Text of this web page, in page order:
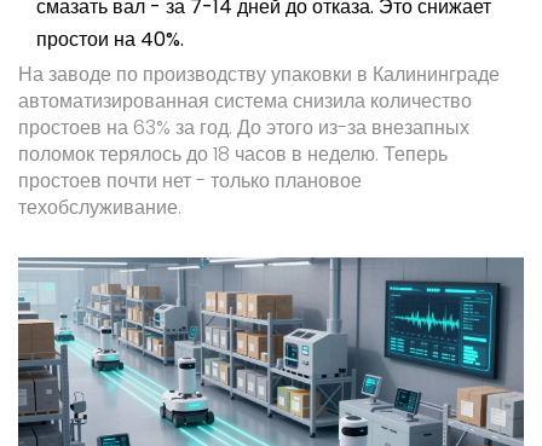
смазать вал - за 7-14 дней до отказа. Это снижает
простои на 40%.
На заводе по производству упаковки в Калининграде
автоматизированная система снизила количество
простоев на 63% за год. До этого из-за внезапных
поломок терялось до 18 часов в неделю. Теперь
простоев почти нет - только плановое
техобслуживание.